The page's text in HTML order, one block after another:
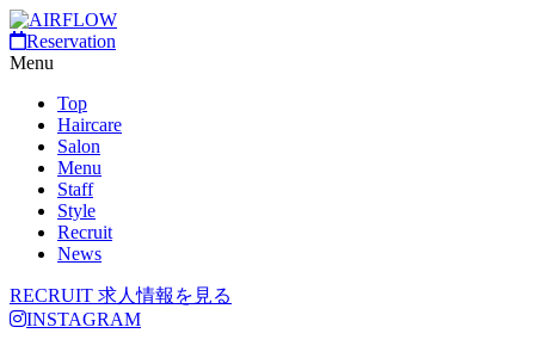
Reservation
Menu
Top
Haircare
Salon
Menu
Staff
Style
Recruit
News
RECRUIT 求人情報を見る
INSTAGRAM